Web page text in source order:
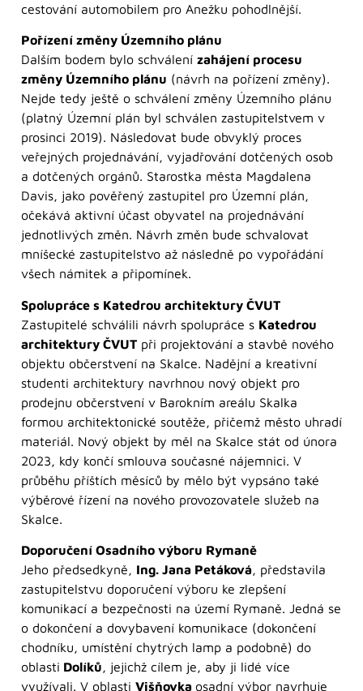
cestování automobilem pro Anežku pohodlnější.
Pořízení změny Územního plánu
Dalším bodem bylo schválení zahájení procesu
změny Územního plánu (návrh na pořízení změny).
Nejde tedy ještě o schválení změny Územního plánu
(platný Územní plán byl schválen zastupitelstvem v
prosinci 2019). Následovat bude obvyklý proces
veřejných projednávání, vyjadřování dotčených osob
a dotčených orgánů. Starostka města Magdalena
Davis, jako pověřený zastupitel pro Územní plán,
očekává aktivní účast obyvatel na projednávání
jednotlivých změn. Návrh změn bude schvalovat
mníšecké zastupitelstvo až následně po vypořádání
všech námitek a připomínek.
Spolupráce s Katedrou architektury ČVUT
Zastupitelé schválili návrh spolupráce s Katedrou
architektury ČVUT při projektování a stavbě nového
objektu občerstvení na Skalce. Nadějní a kreativní
studenti architektury navrhnou nový objekt pro
prodejnu občerstvení v Barokním areálu Skalka
formou architektonické soutěže, přičemž město uhradí
materiál. Nový objekt by měl na Skalce stát od února
2023, kdy končí smlouva současné nájemnici. V
průběhu příštích měsíců by mělo být vypsáno také
výběrové řízení na nového provozovatele služeb na
Skalce.
Doporučení Osadního výboru Rymaně
Jeho předsedkyně, Ing. Jana Petáková, představila
zastupitelstvu doporučení výboru ke zlepšení
komunikací a bezpečnosti na území Rymaně. Jedná se
o dokončení a dovybavení komunikace (dokončení
chodníku, umístění chytrých lamp a podobně) do
oblasti Dolíků, jejichž cílem je, aby ji lidé více
využívali. V oblasti Višňovka osadní výbor navrhuje